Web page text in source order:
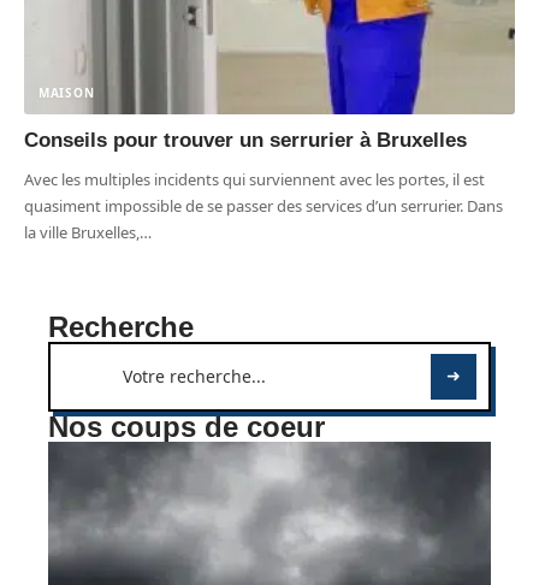
MAISON
Conseils pour trouver un serrurier à Bruxelles
Avec les multiples incidents qui surviennent avec les portes, il est
quasiment impossible de se passer des services d’un serrurier. Dans
la ville Bruxelles,…
Recherche
Nos coups de coeur